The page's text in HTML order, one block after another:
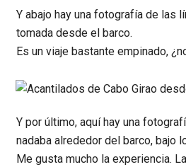
Y abajo hay una fotografía de las
tomada desde el barco.
Es un viaje bastante empinado,
Y por último, aquí hay una
nadaba alrededor del barco, bajo
Me gusta mucho la experiencia.